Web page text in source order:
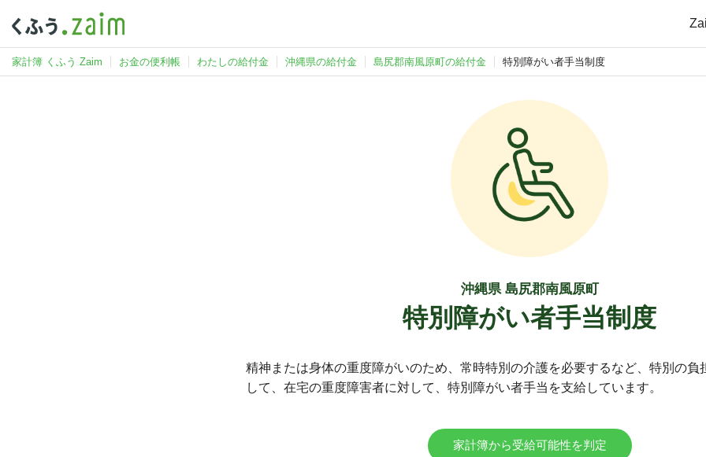
家計簿 くふう Zaim お金の便利帳 わたしの給付金 沖縄県の給付金 島尻郡南風原町の給付金 特別障がい者手当制度
沖縄県 島尻郡南風原町
特別障がい者手当制度
精神または身体の重度障がいのため、常時特別の介護を必要するなど、特別の負
して、在宅の重度障害者に対して、特別障がい者手当を支給しています。
家計簿から受給可能性を判定